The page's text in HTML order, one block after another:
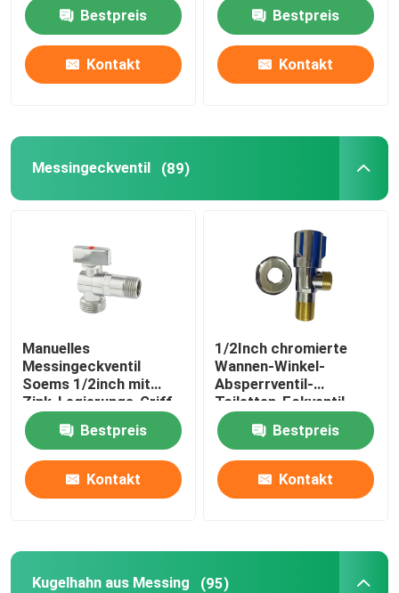
Fabrik-Ausflug
treten Sie mit uns in Verbindung
Messingbibcock-Ventil
Kugelhahn aus Messing
Gasventil aus Messing
Messingabsperrventil
Garantie-
Bestpreis
Kontakt
Garten-des Hahn-3D
Bestpreis
Kontakt
Messingeckventil (89)
Manuelles
Messingeckventil
Soems 1/2inch mit
Zink-Legierungs-Griff
Bestpreis
Kontakt
1/2Inch chromierte
Wannen-Winkel-
Absperrventil-
Toiletten-Eckventil
Bestpreis
Kontakt
Kugelhahn aus Messing (95)